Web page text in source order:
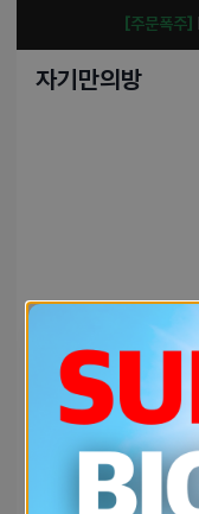
[주문폭주]
자기만의방